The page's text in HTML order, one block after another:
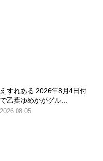
えすれある 2026年8月4日付
で乙葉ゆめかがグル...
2026.08.05